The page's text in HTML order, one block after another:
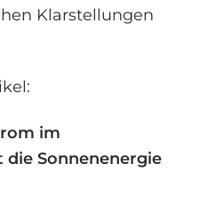
Klarstellungen
im
Sonnenenergie